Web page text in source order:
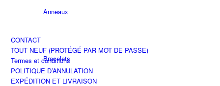
Anneaux
Bracelets
CONTACT
TOUT NEUF (PROTÉGÉ PAR MOT DE PASSE)
Termes et conditions
POLITIQUE D’ANNULATION
EXPÉDITION ET LIVRAISON